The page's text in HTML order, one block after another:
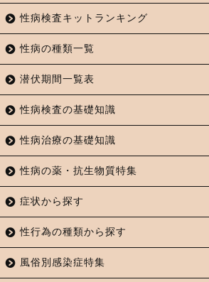
性病検査キットランキング
性病の種類一覧
潜伏期間一覧表
性病検査の基礎知識
性病治療の基礎知識
性病の薬・抗生物質特集
症状から探す
性行為の種類から探す
風俗別感染症特集